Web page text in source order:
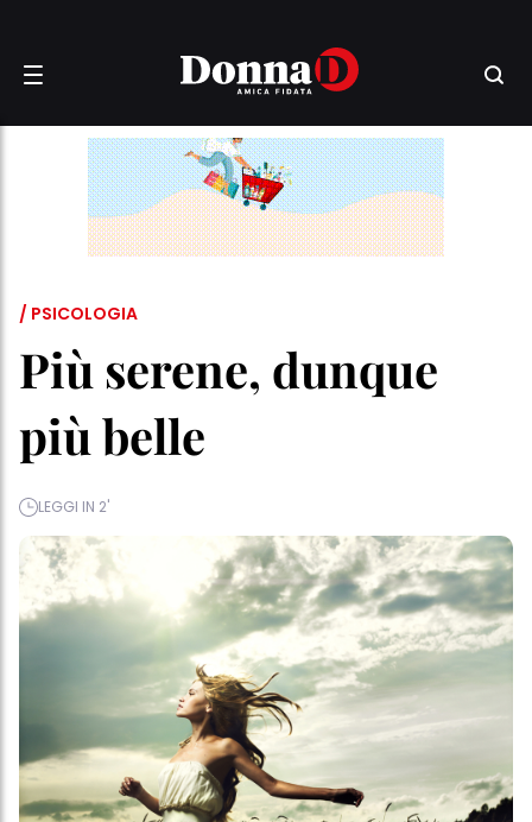
/ PSICOLOGIA
Più serene, dunque
più belle
LEGGI IN 2'